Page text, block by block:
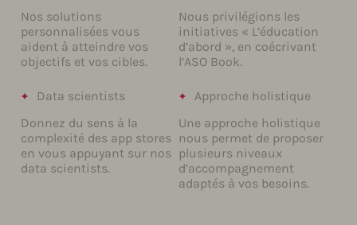
Nos solutions
personnalisées vous
aident à atteindre vos
objectifs et vos cibles.
Nous privilégions les
initiatives « L’éducation
d’abord », en coécrivant
l’ASO Book.
Data scientists
Donnez du sens à la
complexité des app stores
en vous appuyant sur nos
data scientists.
Approche holistique
Une approche holistique
nous permet de proposer
plusieurs niveaux
d’accompagnement
adaptés à vos besoins.